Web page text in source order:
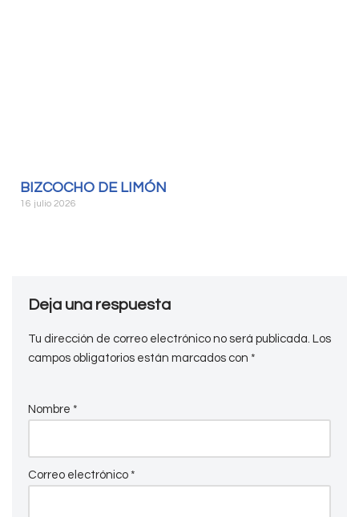
BIZCOCHO DE LIMÓN
16 julio 2026
Deja una respuesta
Tu dirección de correo electrónico no será publicada. Los
campos obligatorios están marcados con *
Nombre *
Correo electrónico *